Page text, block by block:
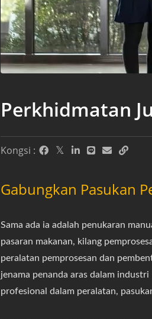
Perkhidmatan
Kongsi :
Gabungkan Pasukan
Sama ada ia adalah penukaran
pasaran makanan, kilang
peralatan pemprosesan dan
jenama penanda aras dalam
profesional dalam peralatan,